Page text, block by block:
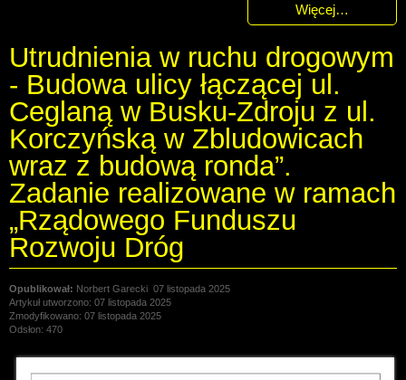
Więcej…
Utrudnienia w ruchu drogowym
- Budowa ulicy łączącej ul.
Ceglaną w Busku-Zdroju z ul.
Korczyńską w Zbludowicach
wraz z budową ronda”.
Zadanie realizowane w ramach
„Rządowego Funduszu
Rozwoju Dróg
Norbert Garecki 07 listopada 2025
Artykuł utworzono: 07 listopada 2025
Zmodyfikowano: 07 listopada 2025
Odsłon: 470